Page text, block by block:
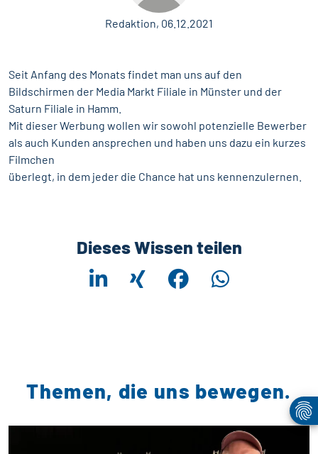
Redaktion, 06.12.2021
Seit Anfang des Monats findet man uns auf den
Bildschirmen der Media Markt Filiale in Münster und der
Saturn Filiale in Hamm.
Mit dieser Werbung wollen wir sowohl potenzielle Bewerber
als auch Kunden ansprechen und haben uns dazu ein kurzes
Filmchen
überlegt, in dem jeder die Chance hat uns kennenzulernen.
Dieses Wissen teilen
Themen, die uns bewegen.